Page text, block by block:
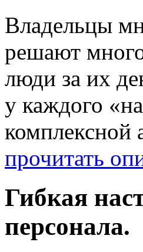
Владельцы
решают
люди за их
у каждого
комплексной
прочитать
Гибкая
персонала.